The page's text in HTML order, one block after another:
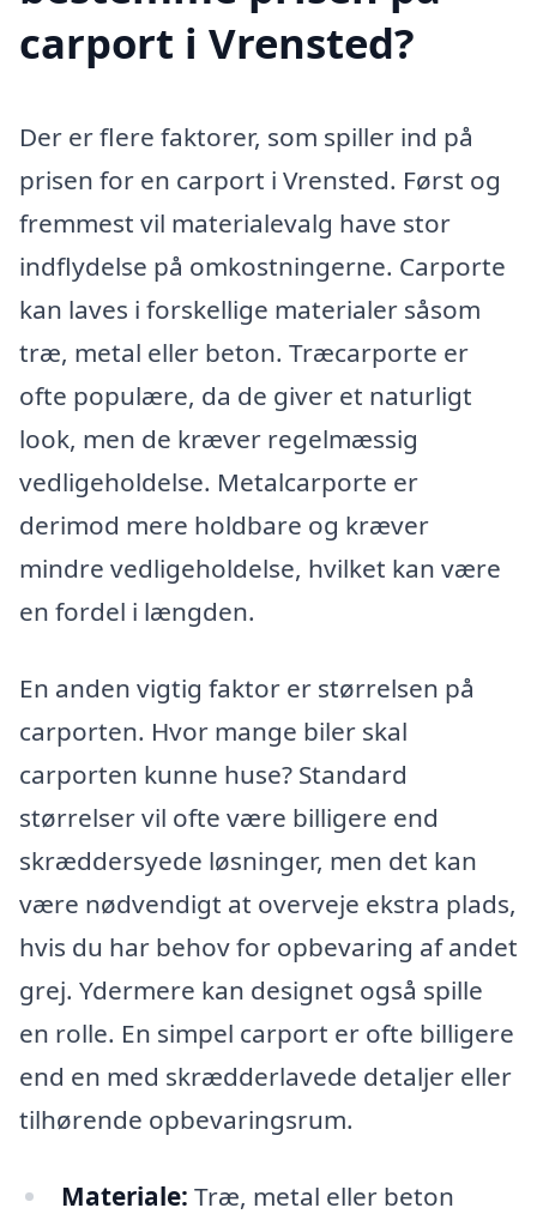
carport i Vrensted?
Der er flere faktorer, som spiller ind på
prisen for en carport i Vrensted. Først og
fremmest vil materialevalg have stor
indflydelse på omkostningerne. Carporte
kan laves i forskellige materialer såsom
træ, metal eller beton. Træcarporte er
ofte populære, da de giver et naturligt
look, men de kræver regelmæssig
vedligeholdelse. Metalcarporte er
derimod mere holdbare og kræver
mindre vedligeholdelse, hvilket kan være
en fordel i længden.
En anden vigtig faktor er størrelsen på
carporten. Hvor mange biler skal
carporten kunne huse? Standard
størrelser vil ofte være billigere end
skræddersyede løsninger, men det kan
være nødvendigt at overveje ekstra plads,
hvis du har behov for opbevaring af andet
grej. Ydermere kan designet også spille
en rolle. En simpel carport er ofte billigere
end en med skrædderlavede detaljer eller
tilhørende opbevaringsrum.
Materiale: Træ, metal eller beton